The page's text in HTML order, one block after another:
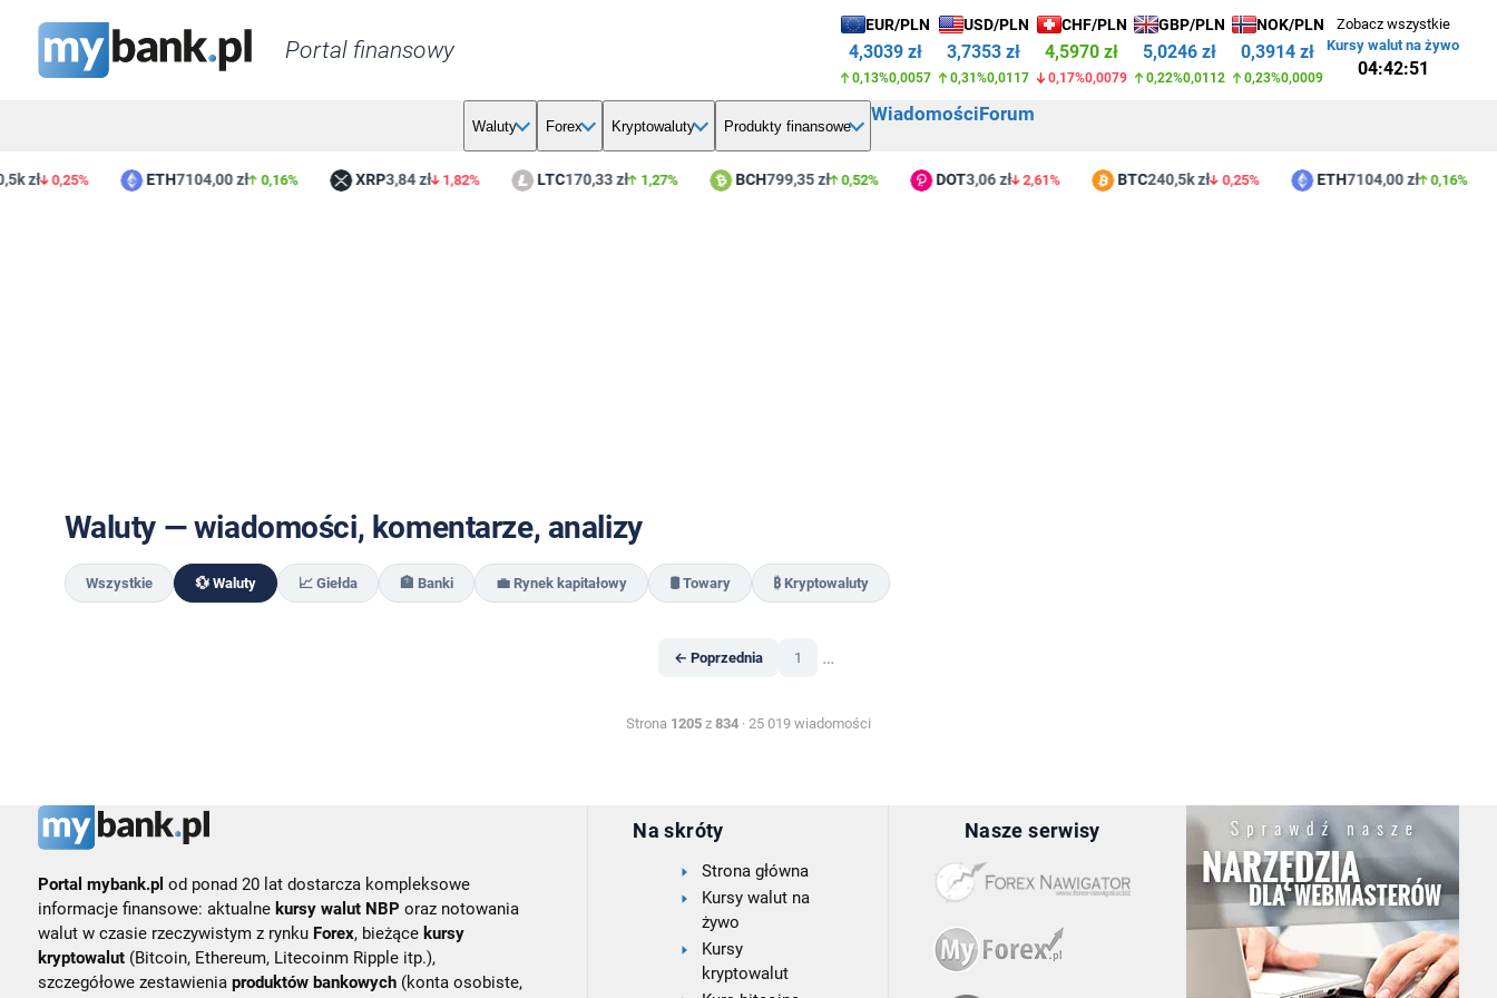
Portal finansowy
EUR/PLN
4,3039 zł
0,13%0,0057
USD/PLN
3,7353 zł
0,31%0,0117
CHF/PLN
4,5970 zł
0,17%0,0079
GBP/PLN
5,0246 zł
0,22%0,0112
NOK/PLN
0,3914 zł
0,23%0,0009
Zobacz wszystkie
Kursy walut na żywo
04:42:51
Waluty Forex Kryptowaluty Produkty finansowe
WiadomościForum
zł 0,25% ETH7104,00 zł 0,16% XRP3,84 zł 1,82% LTC170,33 zł 1,27% BCH799,35 zł 0,52% DOT3,06 zł 2,61% BTC240,5k zł 0,25% ETH7104,00 zł 0,16%
Waluty — wiadomości, komentarze, analizy
Wszystkie 💱 Waluty 📈 Giełda 🏦 Banki 💼 Rynek kapitałowy 🛢️ Towary ₿ Kryptowaluty
← Poprzednia 1 …
Strona 1205z 834· 25 019 wiadomości
Portal mybank.pl od ponad 20 lat dostarcza kompleksowe
informacje finansowe: aktualne kursy walut NBP oraz notowania
walut w czasie rzeczywistym z rynku Forex, bieżące kursy
kryptowalut(Bitcoin, Ethereum, Litecoinm Ripple itp.),
szczegółowe zestawienia produktów bankowych(konta osobiste,
Na skróty
Strona główna
Kursy walut na
żywo
Kursy
kryptowalut
Nasze serwisy